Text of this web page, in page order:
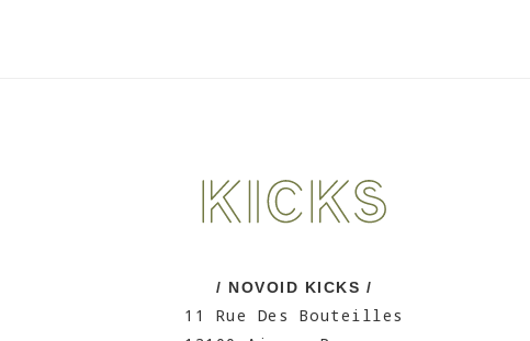
/ NOVOID KICKS /
11 Rue Des Bouteilles